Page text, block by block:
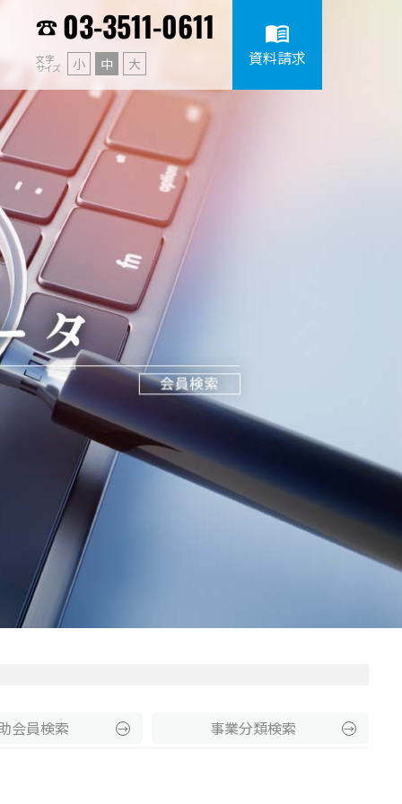
03-3511-0611
文字
サイズ 小 中 大
menu_book
資料請求
会員検索 事業分類検索